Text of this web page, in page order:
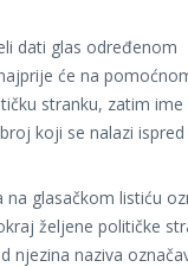
dati glas određenom
će na
stranku, zatim
koji se nalazi
na glasačkom listiću
željene političke
njezina naziva